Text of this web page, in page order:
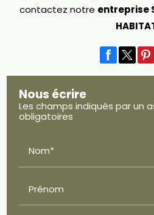
contactez notre entreprise
Nous écrire
Les champs indiqués par un
obligatoires
Nom*
Prénom